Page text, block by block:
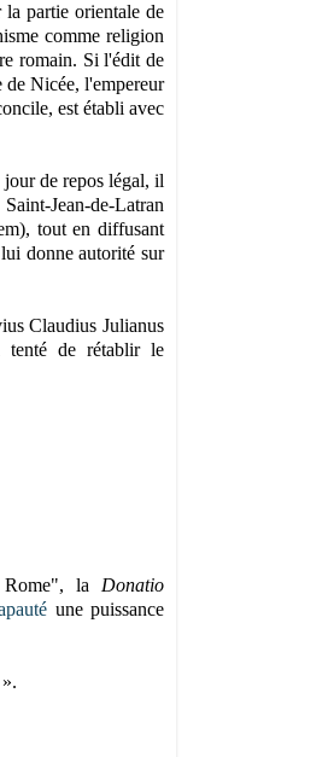
la partie orientale de
comme religion
romain. Sil'édit de
Nicée, l'empereur
est établi avec
jour de repos légal, il
Jean-de-Latran
tout en diffusant
donne autorité sur
Claudius Julianus
tenté de rétablir le
Rome", la Donatio
une puissance